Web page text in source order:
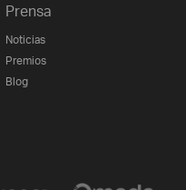
Prensa
Noticias
Premios
Blog